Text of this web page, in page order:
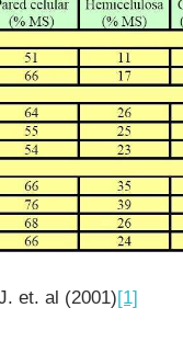
et. al (2001)[1]